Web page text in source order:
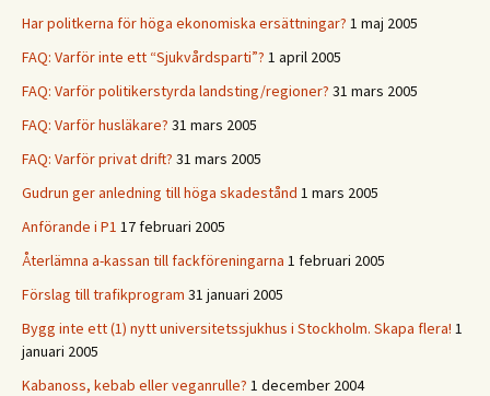
Har politkerna för höga ekonomiska ersättningar? 1 maj 2005
FAQ: Varför inte ett “Sjukvårdsparti”? 1 april 2005
FAQ: Varför politikerstyrda landsting/regioner? 31 mars 2005
FAQ: Varför husläkare? 31 mars 2005
FAQ: Varför privat drift? 31 mars 2005
Gudrun ger anledning till höga skadestånd 1 mars 2005
Anförande i P1 17 februari 2005
Återlämna a-kassan till fackföreningarna 1 februari 2005
Förslag till trafikprogram 31 januari 2005
Bygg inte ett (1) nytt universitetssjukhus i Stockholm. Skapa flera! 1
januari 2005
Kabanoss, kebab eller veganrulle? 1 december 2004